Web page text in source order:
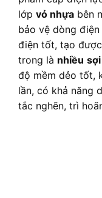
lớp vỏ nhựa bên
bảo vệ dòng
điện tốt, tạo
trong là nhiều
độ mềm dẻo tốt,
lần, có khả năng
tắc nghẽn, trì